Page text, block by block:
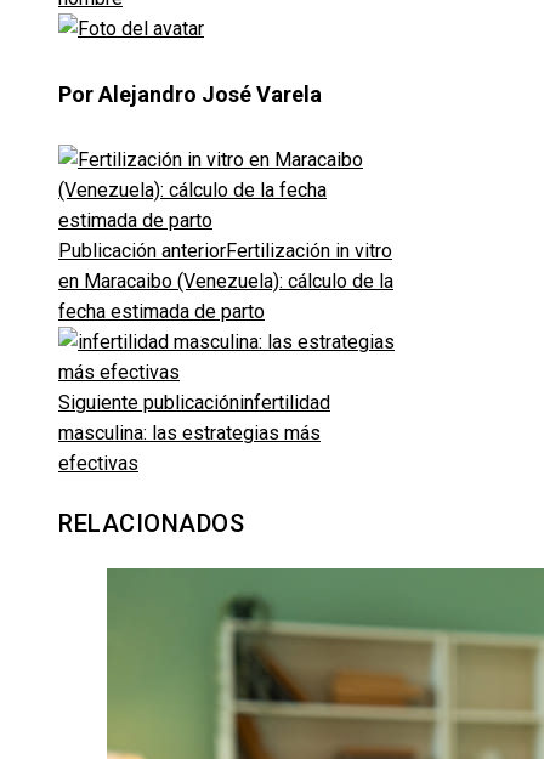
Por Alejandro José Varela
Publicación anteriorFertilización in vitro
en Maracaibo (Venezuela): cálculo de la
fecha estimada de parto
Siguiente publicacióninfertilidad
masculina: las estrategias más
efectivas
RELACIONADOS